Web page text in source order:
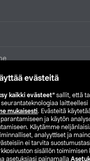
evästeitä
kaikki evästeet” sallit, että
laitteellesi
mukaisesti. Evästeitä
parantamiseen ja käytön
Käytämme
analyyttiset ja
ei tarvita
sisällön toimimisen
asetuksiasi painamalla
Etsi myymälä
SE NO FI
FI SV